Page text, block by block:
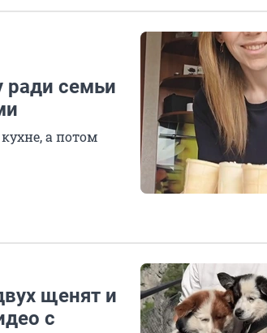
ради семьи
а потом
щенят и
с